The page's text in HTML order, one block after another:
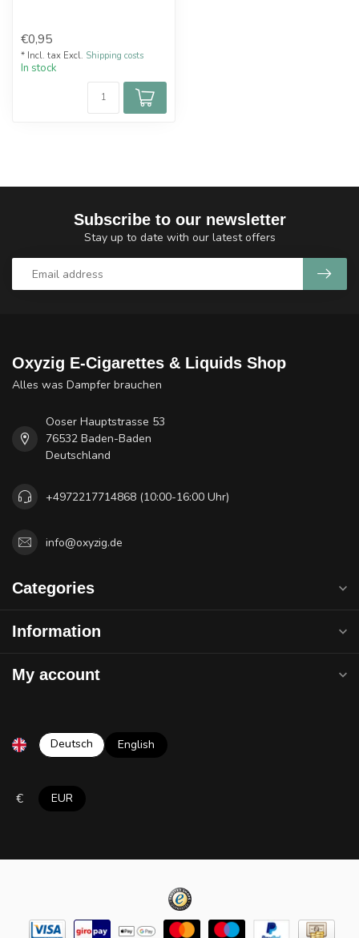
€0,95
* Incl. tax Excl. Shipping costs
In stock
Subscribe to our newsletter
Stay up to date with our latest offers
Oxyzig E-Cigarettes & Liquids Shop
Alles was Dampfer brauchen
Ooser Hauptstrasse 53
76532 Baden-Baden
Deutschland
+4972217714868 (10:00-16:00 Uhr)
info@oxyzig.de
Categories
Information
My account
Deutsch English
€ EUR